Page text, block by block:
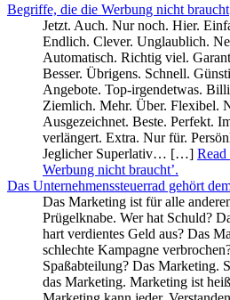
Begriffe, die die Werbung nicht braucht
Jetzt. Auch. Nur noch. Hier.
Endlich. Clever. Unglaublich.
Automatisch. Richtig viel.
Besser. Übrigens. Schnell.
Angebote. Top-irgendetwas.
Ziemlich. Mehr. Über. Flexibel.
Ausgezeichnet. Beste. Perfekt.
verlängert. Extra. Nur für.
Jeglicher Superlativ… […] Read
Werbung nicht braucht’.
Das Unternehmenssteuerrad gehört
Das Marketing ist für alle
Prügelknabe. Wer hat Schuld?
hart verdientes Geld aus? Das
schlechte Kampagne
Spaßabteilung? Das Marketing.
das Marketing. Marketing ist